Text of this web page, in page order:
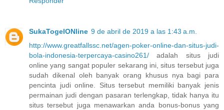
SukaTogelONline 9 de abril de 2019 a las 1:43 a.m.
http://www.greatfallssc.net/agen-poker-online-dan-situs-judi-
bola-indonesia-terpercaya-casino261/ adalah situs judi
online yang sangat populer sekarang ini, situs tersebut juga
sudah dikenal oleh banyak orang khusus nya bagi para
pencinta judi online. Situs tersebut memiliki banyak jenis
permainan judi dengan pasaran terlengkap, tidak hanya itu
situs tersebut juga menawarkan anda bonus-bonus yang